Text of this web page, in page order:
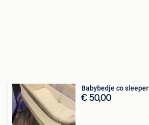
Babybedje co sleeper
€ 50,00